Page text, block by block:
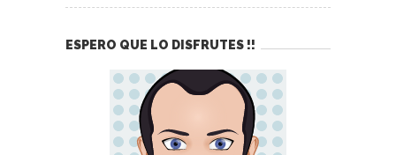
ESPERO QUE LO DISFRUTES !!